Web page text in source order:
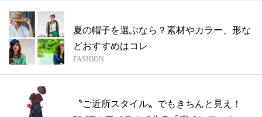
夏の帽子を選ぶなら？素材やカラー、形な
どおすすめはコレ
FASHION
〝ご近所スタイル〟でもきちんと見え！